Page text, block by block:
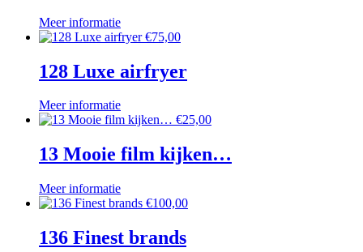
Meer informatie
€75,00
128 Luxe airfryer
Meer informatie
€25,00
13 Mooie film kijken…
Meer informatie
€100,00
136 Finest brands